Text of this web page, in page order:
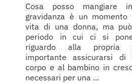
Cosa posso mangiare
gravidanza è un momento
vita di una donna, ma
periodo in cui ci si
riguardo alla propria
importante assicurarsi
corpo e al bambino in
necessari per una ...